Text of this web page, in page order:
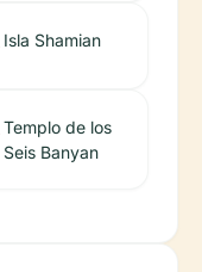
Isla Shamian
Templo de los
Seis Banyan